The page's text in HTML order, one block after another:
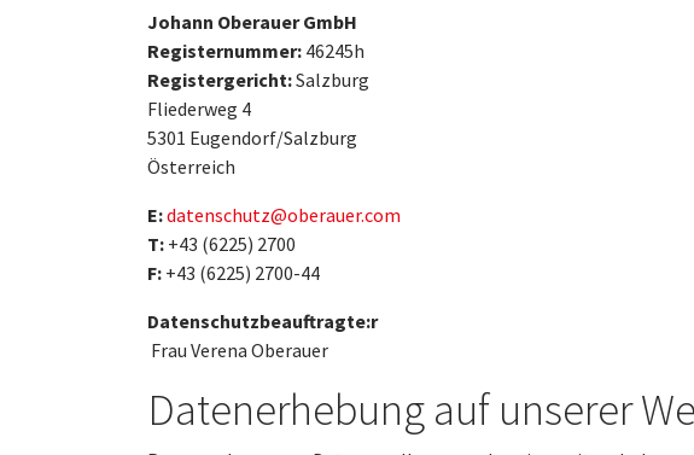
Johann Oberauer GmbH
Registernummer: 46245h
Registergericht:Salzburg
Fliederweg 4
5301 Eugendorf/Salzburg
Österreich
E:datenschutz@oberauer.com
T: +43 (6225) 2700
F: +43 (6225) 2700-44
Datenschutzbeauftragte:r
Frau Verena Oberauer
Datenerhebung auf unserer